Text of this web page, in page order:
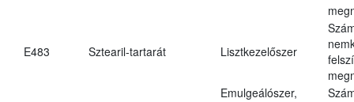
E483 Sztearil-tartarát Lisztkezelőszer
Emulgeálószer,